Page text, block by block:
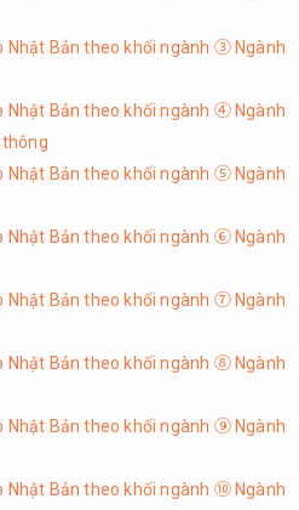
Nhật Bản theo khối ngành ③ Ngành
Nhật Bản theo khối ngành ④ Ngành
thông
Nhật Bản theo khối ngành ⑤ Ngành
Nhật Bản theo khối ngành ⑥ Ngành
Nhật Bản theo khối ngành ⑦ Ngành
Nhật Bản theo khối ngành ⑧ Ngành
Nhật Bản theo khối ngành ⑨ Ngành
Nhật Bản theo khối ngành ⑩ Ngành